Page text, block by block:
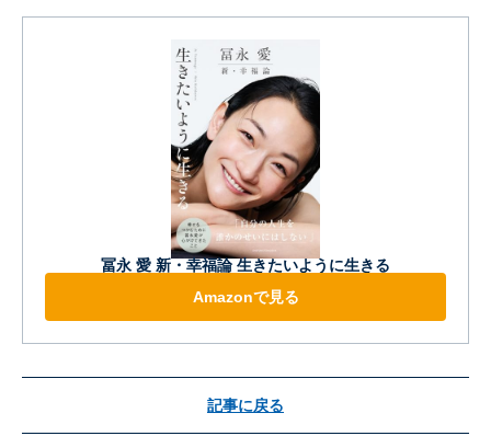
冨永 愛 新・幸福論 生きたいように生きる
Amazonで見る
記事に戻る